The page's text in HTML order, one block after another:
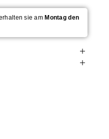
sie am Montag den